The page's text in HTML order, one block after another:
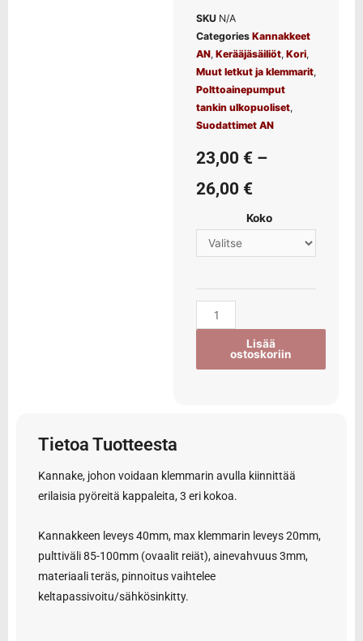
SKU N/A
Categories Kannakkeet
AN, Kerääjäsäiliöt, Kori,
Muut letkut ja klemmarit,
Polttoainepumput
tankin ulkopuoliset,
Suodattimet AN
23,00 € –
26,00 €
Koko
Lisää
ostoskoriin
Tietoa Tuotteesta
Kannake, johon voidaan klemmarin avulla kiinnittää
erilaisia pyöreitä kappaleita, 3 eri kokoa.
Kannakkeen leveys 40mm, max klemmarin leveys 20mm,
pulttiväli 85-100mm (ovaalit reiät), ainevahvuus 3mm,
materiaali teräs, pinnoitus vaihtelee
keltapassivoitu/sähkösinkitty.